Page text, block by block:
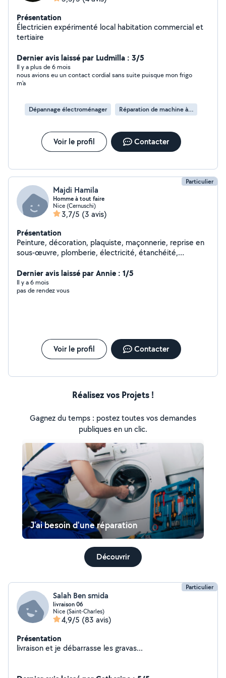
Présentation
Électricien expérimenté local habitation commercial et
tertiaire
Dernier avis laissé par Ludmilla : 3/5
Il y a plus de 6 mois
nous avions eu un contact cordial sans suite puisque mon frigo
m'a
Dépannage électroménager Réparation de machine à laver
Voir le profil Contacter
Particulier
Majdi Hamila
Homme à tout faire
Nice (Cernuschi)
3,7/5 (3 avis)
Présentation
Peinture, décoration, plaquiste, maçonnerie, reprise en
sous-œuvre, plomberie, électricité, étanchéité,
bricolage, montage de meubles, pose de cuisines,
transport, livraisons, débarras en tout genre,
carrosserie, jardinage, ferronnerie, Bonjour Majdi homme
Dernier avis laissé par Annie : 1/5
Il y a 6 mois
pas de rendez vous
Voir le profil Contacter
Réalisez vos Projets !
Gagnez du temps : postez toutes vos demandes
publiques en un clic.
J'ai besoin d'une réparation
Découvrir
Particulier
Salah Ben smida
livraison 06
Nice (Saint-Charles)
4,9/5 (83 avis)
Présentation
livraison et je débarrasse les gravas...